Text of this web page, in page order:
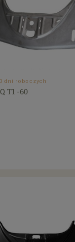
dni roboczych
T1 -60